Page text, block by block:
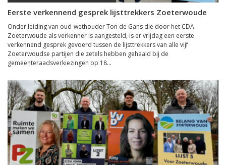
Eerste verkennend gesprek lijsttrekkers Zoeterwoude
Onder leiding van oud-wethouder Ton de Gans die door het CDA
Zoeterwoude als verkenner is aangesteld, is er vrijdag een eerste
verkennend gesprek gevoerd tussen de lijsttrekkers van alle vijf
Zoeterwoudse partijen die zetels hebben gehaald bij de
gemeenteraadsverkiezingen op 18...